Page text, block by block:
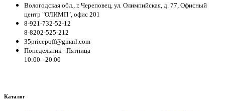
Вологодская обл., г. Череповец, ул. Олимпийская, д. 77, Офисный
центр "ОЛИМП", офис 201
8-921-732-52-12
8-8202-525-212
35pricepoff@gmail.com
Понедельник - Пятница
10:00 - 20.00
Каталог